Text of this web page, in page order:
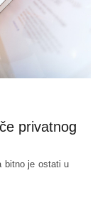
privatnog
bitno je ostati u